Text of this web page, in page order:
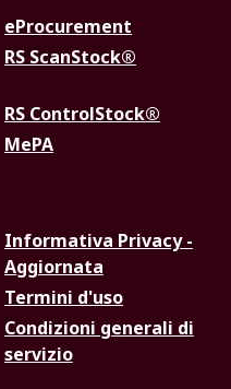
eProcurement
RS ScanStock®
RS ControlStock®
MePA
Informativa Privacy -
Aggiornata
Termini d'uso
Condizioni generali di
servizio